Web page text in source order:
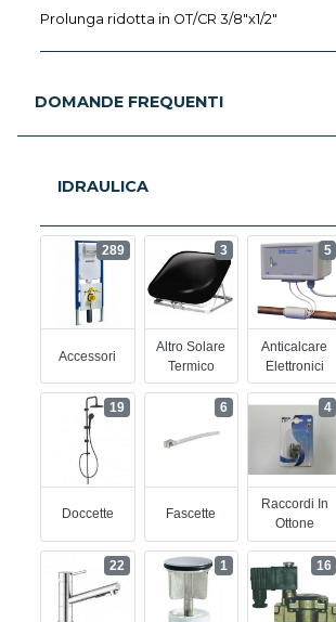
Prolunga ridotta in OT/CR 3/8"x1/2"
DOMANDE FREQUENTI
IDRAULICA
Accessori
289
Altro Solare
Termico
3
Anticalcare
Elettronici
5
Doccette
19
Fascette
6
Raccordi In
Ottone
4
22 1 16